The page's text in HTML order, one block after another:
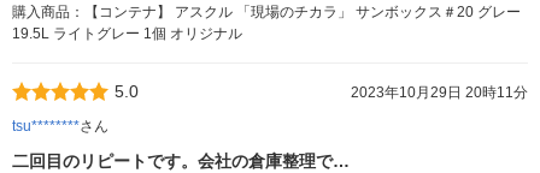
購入商品：【コンテナ】 アスクル 「現場のチカラ」 サンボックス＃20 グレー
19.5L ライトグレー 1個 オリジナル
5.0
2023年10月29日 20時11分
tsu********さん
二回目のリピートです。会社の倉庫整理で…